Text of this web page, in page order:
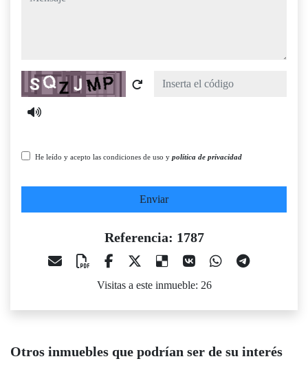
Captcha
He leído y acepto las condiciones de uso y política de privacidad
Enviar
Referencia: 1787
Visitas a este inmueble: 26
Otros inmuebles que podrían ser de su interés